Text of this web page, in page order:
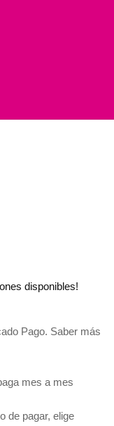
disponibles!
Pago. Saber más
mes a mes
de pagar, elige